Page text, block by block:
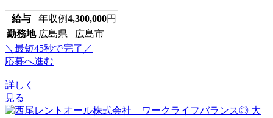
給与 年収例4,300,000円
勤務地 広島県 広島市
＼最短45秒で完了／
応募へ進む
詳しく
見る